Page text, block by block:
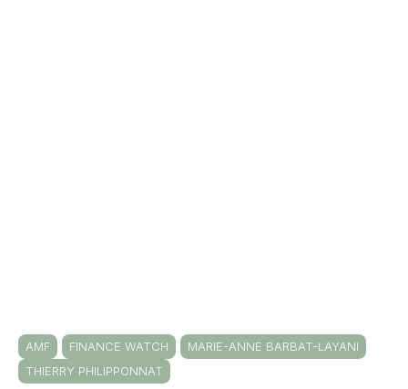
AMF FINANCE WATCH
MARIE-ANNE BARBAT-LAYANI
THIERRY PHILIPPONNAT